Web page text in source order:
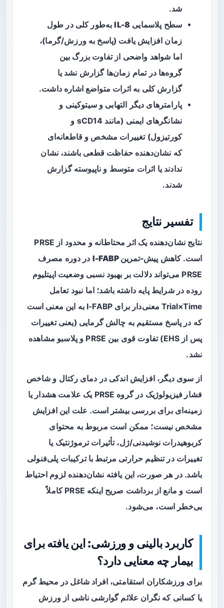
شد.
سطح پلاسمایی IL-8به‌طور کلی در طول
زمان افزایش یافت (پاسخ به ورزش/گرما)،
اما شواهد واضحی از تفاوت بزرگ بین
گروه‌ها در تمام زمان‌ها گزارش نشد یا
گزارش کلی به اثرات متواضع اشاره داشت.
پارامترهای دیگر التهابی و سیتوکینی و
نشانگرهای ایمنی (مانند sCD14 و
کورتیزول) تغییرات مشخص و قاطعانه‌ای
که نشان‌دهنده حفاظت قطعی باشند، نشان
ندادند یا اثرات متوسط و ناپیوسته گزارش
شدند.
تفسیر نتایج
نتایج نشان‌دهنده یک اثر محتاطانه و محدود از PRSE
است. کاهش پیش-تمرین I-FABP
در دوره مصرف
PRSE می‌تواند دلالت بر بهبود نسبی وضعیت اپیتلیوم
روده در شرایط پایه داشته باشد؛ اما نبود تعامل
Trial×Time معنی‌دار برای I-FABP به این معنی است
که در پاسخ مستقیم به چالش گرمایی (یعنی تغییرات
پس از EHS) تفاوت قوی بین PRSE و پلاسبو مشاهده
نشد.
از سوی دیگر، افزایش اندکی در دمای رکتال و شاخص
فشار فیزیولوژیک
در گروه PRSE یک علامت هشدار یا
زمینه‌ای برای بررسی بیشتر است. علت این افزایش
مشخص نیست؛ ممکن است مربوط به محتوای
کربوهیدرات نوشیدنی/ژل، تأثیرات ترموژنتیک یا
تغییرات در تنظیم حرارتی مرتبط با ترکیبات پلی‌فنولی
باشد. در هر صورت، این یافته نشان‌دهنده لزوم احتیاط
است و مانع از برداشت صریح اینکه PRSE کاملاً
بی‌خطر است، می‌شود.
کاربرد بالینی و ورزشی: این یافته برای
بیمار چه معنایی دارد؟
برای ورزشکاران استقامتی، افراد شاغل در محیط گرم
یا کسانی که نگران علائم گوارشی ناشی از ورزش